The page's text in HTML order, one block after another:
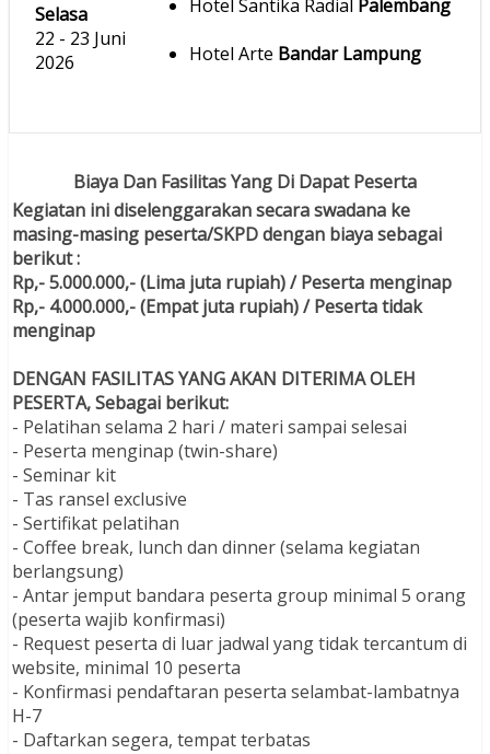
Hotel Santika Radial Palembang
Hotel Arte Bandar Lampung
Selasa
22 - 23 Juni
2026
Biaya Dan Fasilitas Yang Di Dapat Peserta
Kegiatan ini diselenggarakan secara swadana ke
masing-masing peserta/SKPD dengan biaya sebagai
berikut :
Rp,- 5.000.000,- (Lima juta rupiah) / Peserta menginap
Rp,- 4.000.000,- (Empat juta rupiah) / Peserta tidak
menginap
DENGAN FASILITAS YANG AKAN DITERIMA OLEH
PESERTA, Sebagai berikut:
- Pelatihan selama 2 hari / materi sampai selesai
- Peserta menginap (twin-share)
- Seminar kit
- Tas ransel exclusive
- Sertifikat pelatihan
- Coffee break, lunch dan dinner (selama kegiatan
berlangsung)
- Antar jemput bandara peserta group minimal 5 orang
(peserta wajib konfirmasi)
- Request peserta di luar jadwal yang tidak tercantum di
website, minimal 10 peserta
- Konfirmasi pendaftaran peserta selambat-lambatnya
H-7
- Daftarkan segera, tempat terbatas